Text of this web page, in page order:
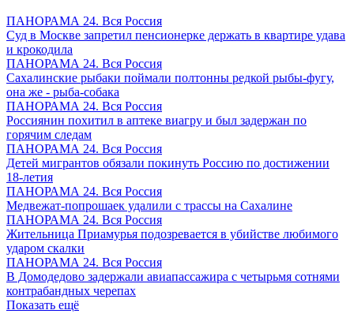
ПАНОРАМА 24. Вся Россия
Суд в Москве запретил пенсионерке держать в квартире удава
и крокодила
ПАНОРАМА 24. Вся Россия
Сахалинские рыбаки поймали полтонны редкой рыбы-фугу,
она же - рыба-собака
ПАНОРАМА 24. Вся Россия
Россиянин похитил в аптеке виагру и был задержан по
горячим следам
ПАНОРАМА 24. Вся Россия
Детей мигрантов обязали покинуть Россию по достижении
18-летия
ПАНОРАМА 24. Вся Россия
Медвежат-попрошаек удалили с трассы на Сахалине
ПАНОРАМА 24. Вся Россия
Жительница Приамурья подозревается в убийстве любимого
ударом скалки
ПАНОРАМА 24. Вся Россия
В Домодедово задержали авиапассажира с четырьмя сотнями
контрабандных черепах
Показать ещё